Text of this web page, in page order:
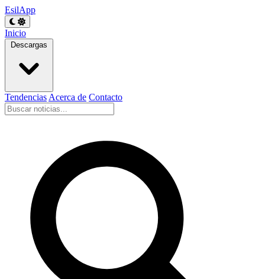
EsilApp
Inicio
Descargas
Tendencias Acerca de Contacto